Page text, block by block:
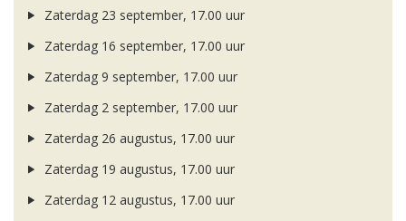
Zaterdag 23 september, 17.00 uur
Zaterdag 16 september, 17.00 uur
Zaterdag 9 september, 17.00 uur
Zaterdag 2 september, 17.00 uur
Zaterdag 26 augustus, 17.00 uur
Zaterdag 19 augustus, 17.00 uur
Zaterdag 12 augustus, 17.00 uur